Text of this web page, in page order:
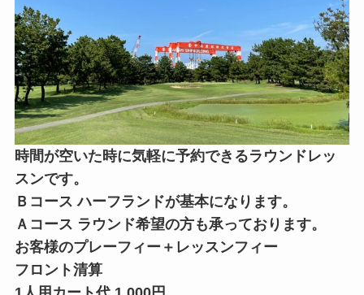
時間が空いた時に気軽に予約できるラウンドレッ
スンです。
Ｂコース ハーフランドが基本になります。
Ａコース ラウンド希望の方も承っております。
お客様のプレーフィー＋レッスンフィー
フロント清算